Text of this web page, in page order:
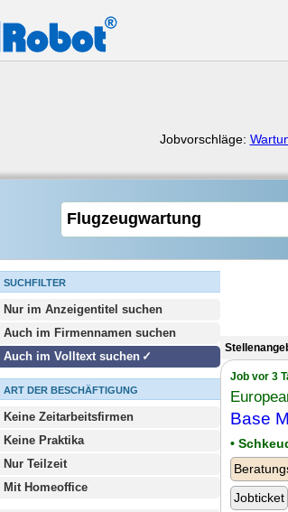
Jobvorschläge:
SUCHFILTER
Nur im Anzeigentitel suchen
Auch im Firmennamen suchen
Auch im Volltext suchen
ART DER BESCHÄFTIGUNG
Keine Zeitarbeitsfirmen
Keine Praktika
Nur Teilzeit
Mit Homeoffice
Job vor 3
Base
•
Jobticket